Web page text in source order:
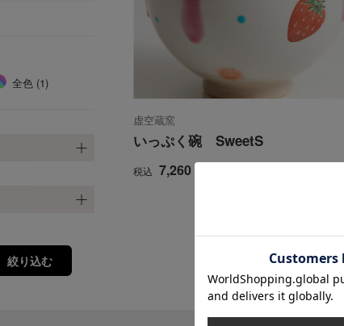
全色 (1)
絞り込む
虚空蔵窯
いっぷく碗 SweetS
税込 7,260